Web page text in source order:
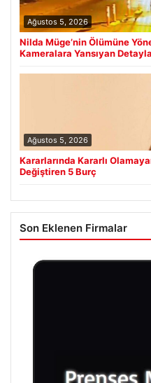
Ağustos 5, 2026
Nilda Müge’nin Ölümüne
Kameralara Yansıyan
Ağustos 5, 2026
Kararlarında Kararlı
Değiştiren 5 Burç
Son Eklenen Firmalar